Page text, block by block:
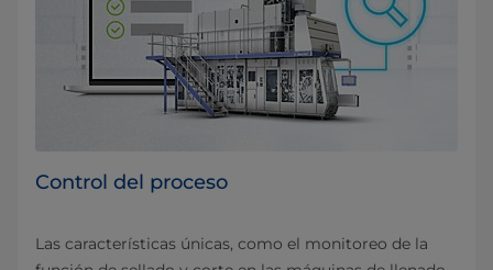
Control del proceso
Las características únicas, como el monitoreo de la